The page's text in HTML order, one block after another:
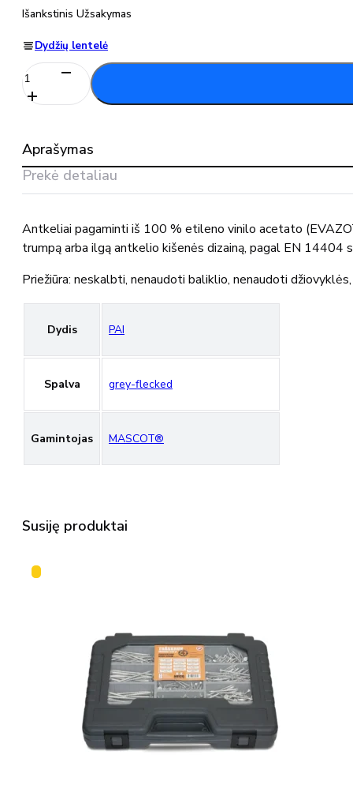
Išankstinis Užsakymas
Dydžių lentelė
produkto
kiekis:
Antkeliai
MASCOT®
Aprašymas
Prekė detaliau
Antkeliai pagaminti iš 100 % etileno vinilo acetato
trumpą arba ilgą antkelio kišenės dizainą, pagal EN 14404
Priežiūra: neskalbti, nenaudoti baliklio, nenaudoti
Dydis PAI
Spalva grey-flecked
Gamintojas MASCOT®
Susiję produktai